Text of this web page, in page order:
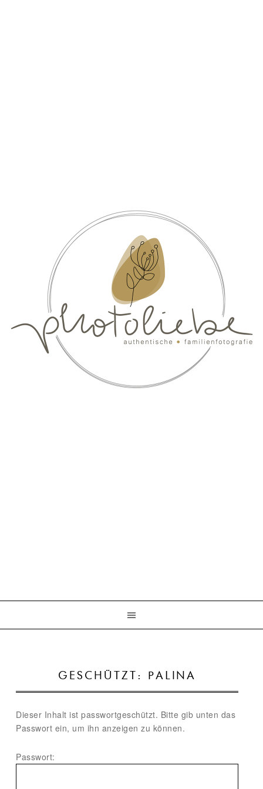
GESCHÜTZT: PALINA
Dieser Inhalt ist passwortgeschützt. Bitte gib unten das
Passwort ein, um ihn anzeigen zu können.
Passwort: